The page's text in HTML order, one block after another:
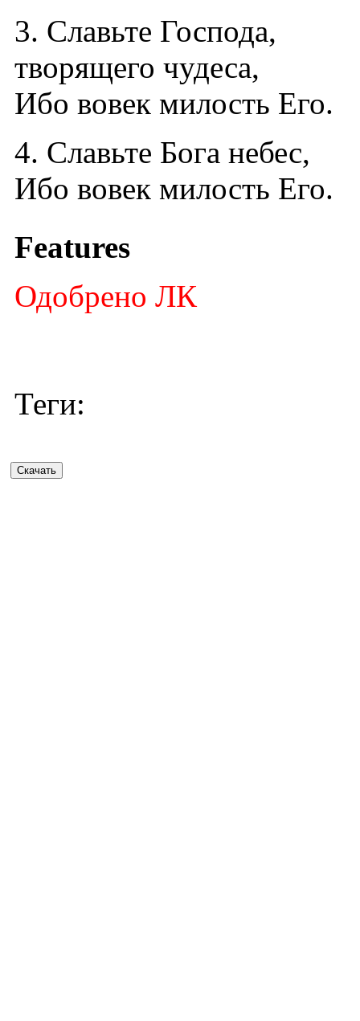
3. Славьте Господа,
творящего чудеса,
Ибо вовек милость Его.
4. Славьте Бога небес,
Ибо вовек милость Его.
Features
Одобрено ЛК
Теги: